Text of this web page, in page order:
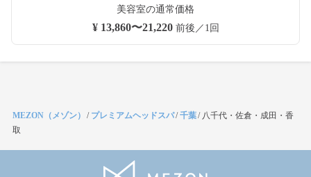
美容室の通常価格
¥ 13,860〜21,220前後／1回
MEZON（メゾン） / プレミアムヘッドスパ/千葉/ 八千代・佐倉・成田・香
取